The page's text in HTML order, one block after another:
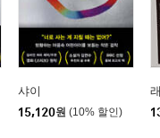
샤이
15,120원 (10% 할인)